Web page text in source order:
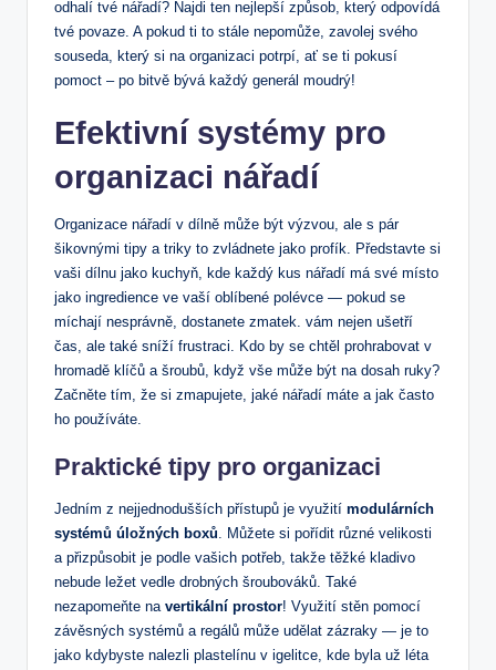
odhalí tvé nářadí? Najdi ten nejlepší způsob, který odpovídá
tvé povaze. A pokud ti to stále nepomůže, zavolej svého
souseda, který si na organizaci potrpí, ať se ti pokusí
pomoct – po bitvě bývá každý generál moudrý!
Efektivní systémy pro
organizaci nářadí
Organizace nářadí v dílně může být výzvou, ale s pár
šikovnými tipy a triky to zvládnete jako profík. Představte si
vaši dílnu jako kuchyň, kde každý kus nářadí má své místo
jako ingredience ve vaší oblíbené polévce — pokud se
míchají nesprávně, dostanete zmatek. vám nejen ušetří
čas, ale také sníží frustraci. Kdo by se chtěl prohrabovat v
hromadě klíčů a šroubů, když vše může být na dosah ruky?
Začněte tím, že si zmapujete, jaké nářadí máte a jak často
ho používáte.
Praktické tipy pro organizaci
Jedním z nejjednodušších přístupů je využití modulárních
systémů úložných boxů. Můžete si pořídit různé velikosti
a přizpůsobit je podle vašich potřeb, takže těžké kladivo
nebude ležet vedle drobných šroubováků. Také
nezapomeňte na vertikální prostor! Využití stěn pomocí
závěsných systémů a regálů může udělat zázraky — je to
jako kdybyste nalezli plastelínu v igelitce, kde byla už léta